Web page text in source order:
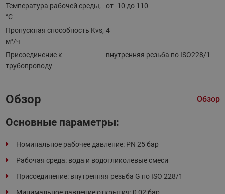
Температура рабочей среды,
°С
от -10 до 110
Пропускная способность Kvs,
м³/ч
4
Присоединение к
трубопроводу
внутренняя резьба по ISO228/1
Обзор Обзор
Основные параметры:
Номинальное рабочее давление: PN 25 бар
Рабочая среда: вода и водогликолевые смеси
Присоединение: внутренняя резьба G по ISO 228/1
Минимальное давление открытия: 0,02 бар